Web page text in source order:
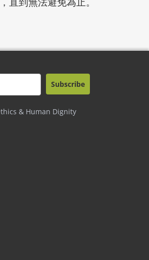
& Human Dignity
Subscribe